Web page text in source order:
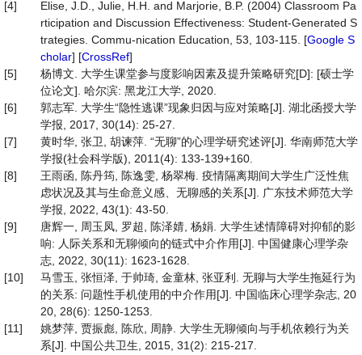
[4]
Elise, J.D., Julie, H.H. and Marjorie, B.P. (2004) Classroom Pa
rticipation and Discussion Effectiveness: Student-Generated S
trategies. Commu-nication Education, 53, 103-115. [Google S
cholar] [CrossRef]
[5]
杨博文. 大学生课堂参与度影响因素及提升策略研究[D]: [硕士学
位论文]. 哈尔滨: 黑龙江大学, 2020.
[6]
郭志军. 大学生“隐性逃课”现象归因与应对策略[J]. 湖北函授大学
学报, 2017, 30(14): 25-27.
[7]
黄时华, 张卫, 胡谏萍. “无聊”的心理学研究述评[J]. 华南师范大学
学报(社会科学版), 2011(4): 133-139+160.
[8]
王雨函, 陈丹筠, 陈逸雯, 杨翠梅. 疫情隔离期间大学生广泛性焦
虑状况及其与生命意义感、无聊感的关系[J]. 广东技术师范大学
学报, 2022, 43(1): 43-50.
[9]
唐辉一, 周玉凤, 罗超, 陈泽婧, 杨娟. 大学生述情障碍对抑郁的影
响: 人际关系和无聊倾向的链式中介作用[J]. 中国健康心理学杂
志, 2022, 30(11): 1623-1628.
[10]
马雪玉, 张恒泽, 于帅琦, 金童林, 张亚利. 无聊与大学生拖延行为
的关系: 问题性手机使用的中介作用[J]. 中国临床心理学杂志, 20
20, 28(6): 1250-1253.
[11]
姚梦萍, 贾振彪, 陈欣, 周静. 大学生无聊倾向与手机依赖行为关
系[J]. 中国公共卫生, 2015, 31(2): 215-217.